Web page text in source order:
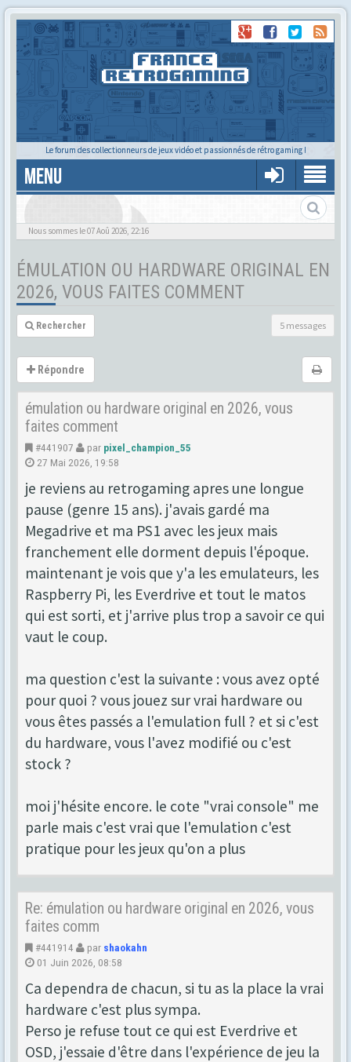
Le forum des collectionneurs de jeux vidéo et passionnés de rétro gaming !
MENU
Nous sommes le 07 Aoû 2026, 22:16
ÉMULATION OU HARDWARE ORIGINAL EN
2026, VOUS FAITES COMMENT
5 messages
Rechercher
Répondre
émulation ou hardware original en 2026, vous
faites comment
#441907 par pixel_champion_55
27 Mai 2026, 19:58
je reviens au retrogaming apres une longue
pause (genre 15 ans). j'avais gardé ma
Megadrive et ma PS1 avec les jeux mais
franchement elle dorment depuis l'époque.
maintenant je vois que y'a les emulateurs, les
Raspberry Pi, les Everdrive et tout le matos
qui est sorti, et j'arrive plus trop a savoir ce qui
vaut le coup.
ma question c'est la suivante : vous avez opté
pour quoi ? vous jouez sur vrai hardware ou
vous êtes passés a l'emulation full ? et si c'est
du hardware, vous l'avez modifié ou c'est
stock ?
moi j'hésite encore. le cote "vrai console" me
parle mais c'est vrai que l'emulation c'est
pratique pour les jeux qu'on a plus
Re: émulation ou hardware original en 2026, vous
faites comm
#441914 par shaokahn
01 Juin 2026, 08:58
Ca dependra de chacun, si tu as la place la vrai
hardware c'est plus sympa.
Perso je refuse tout ce qui est Everdrive et
OSD, j'essaie d'être dans l'expérience de jeu la